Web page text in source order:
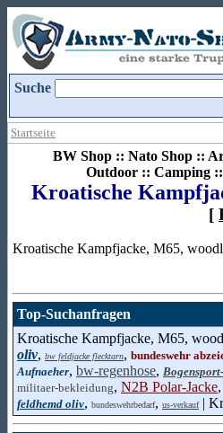
Suche
Startseite
BW Shop :: Nato Shop ::
Outdoor :: Camping
Kroatische
[
Kroatische Kampfjacke, M65,
Top-Suchanfragen
Kroatische Kampfjacke, M65,
oliv, bw feldjacke flecktarn, bundeswehr
Aufnaeher, bw-regenhose,
militaer-bekleidung, N2B Polar-Jacke,
feldhemd oliv, bundeswehrbedarf, us-verkauf|